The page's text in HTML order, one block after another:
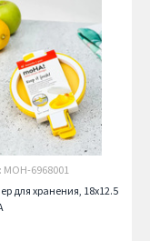
MOH-6968001
для хранения, 18х12.5